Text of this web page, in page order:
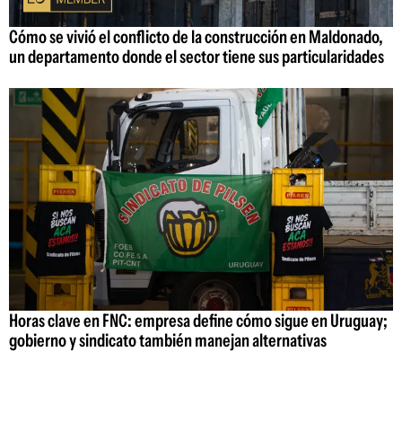
Cómo se vivió el conflicto de la construcción en Maldonado,
un departamento donde el sector tiene sus particularidades
Horas clave en FNC: empresa define cómo sigue en Uruguay;
gobierno y sindicato también manejan alternativas